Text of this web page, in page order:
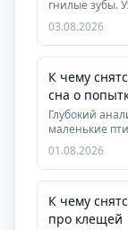
гнилые зубы.
03.08.2026
К чему
сна о
Глубокий
маленькие
01.08.2026
К чему
про клещей